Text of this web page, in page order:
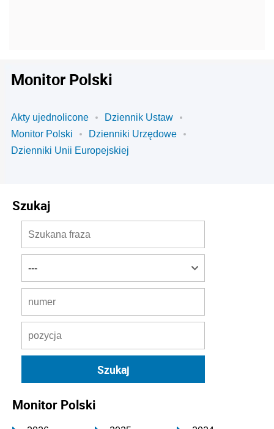
Monitor Polski
Akty ujednolicone
Dziennik Ustaw
Monitor Polski
Dzienniki Urzędowe
Dzienniki Unii Europejskiej
Szukaj
Monitor Polski